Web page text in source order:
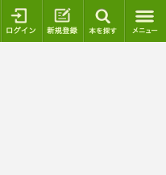
ログイン 新規登録